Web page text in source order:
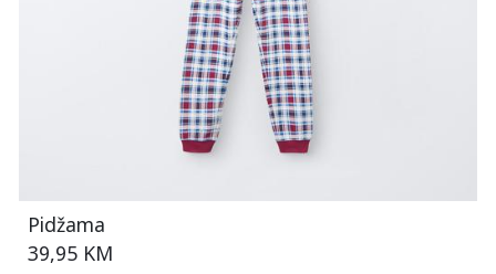
Pidžama
39,95 KM